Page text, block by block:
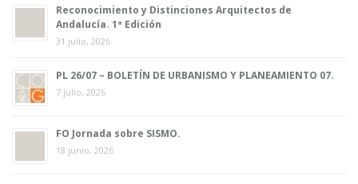
Reconocimiento y Distinciones Arquitectos de
Andalucía. 1ª Edición
31 julio, 2026
PL 26/07 – BOLETÍN DE URBANISMO Y PLANEAMIENTO 07.
7 julio, 2026
FO Jornada sobre SISMO.
18 junio, 2026